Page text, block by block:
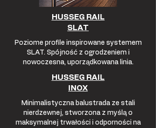
HUSSEG RAIL
SLAT
Poziome profile inspirowane systemem
SLAT. Spójność z ogrodzeniem i
nowoczesna, uporządkowana linia.
HUSSEG RAIL
INOX
Minimalistyczna balustrada ze stali
nierdzewnej, stworzona z myślą o
maksymalnej trwałości i odporności na